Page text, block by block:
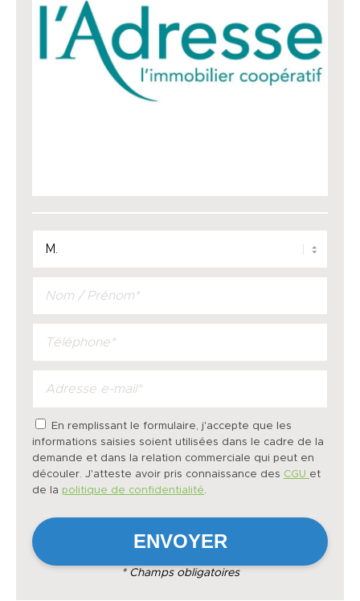
En remplissant le formulaire, j'accepte que les
informations saisies soient utilisées dans le cadre de la
demande et dans la relation commerciale qui peut en
découler. J'atteste avoir pris connaissance des CGU et
de la politique de confidentialité
* Champs obligatoires